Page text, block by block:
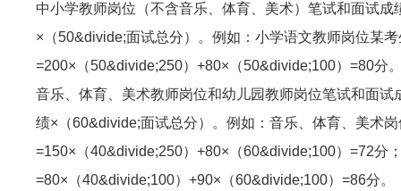
中小学教师岗位（不含音乐、体育、美术）笔试和面试
×（50&divide;面试总分）。例如：小学语文教师岗位某
=200×（50&divide;250）+80×（50&divide;100）=80分
音乐、体育、美术教师岗位和幼儿园教师岗位笔试和面
绩×（60&divide;面试总分）。例如：音乐、体育、美术
=150×（40&divide;250）+80×（60&divide;100）=72分
=80×（40&divide;100）+90×（60&divide;100）=86分。